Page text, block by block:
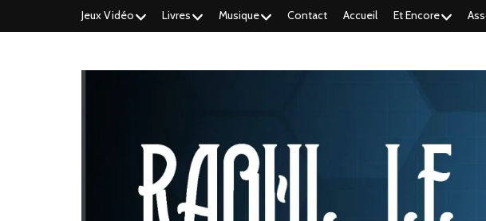
Jeux Vidéo Livres Musique Contact Accueil Et Encore